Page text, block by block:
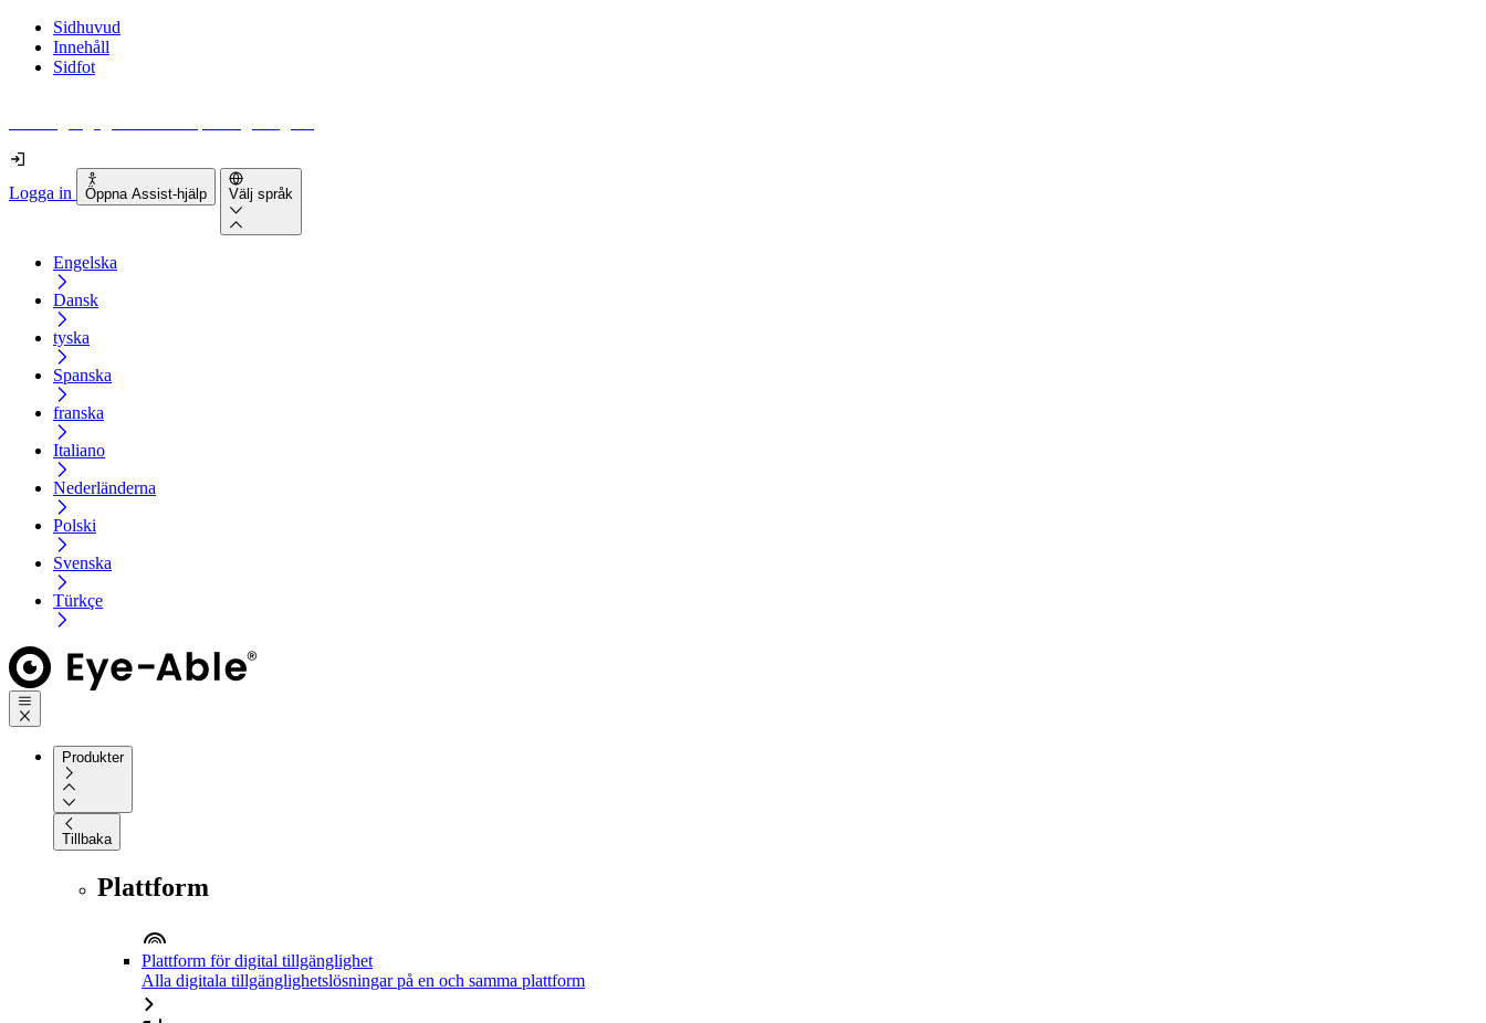
Sidhuvud
Innehåll
Sidfot
Logga in Öppna Assist-hjälp Välj språk
Engelska
Dansk
tyska
Spanska
franska
Italiano
Nederländerna
Polski
Svenska
Türkçe
Produkter
Tillbaka
Plattform
Plattform för digital tillgänglighet
Alla digitala tillgänglighetslösningar på en och samma plattform